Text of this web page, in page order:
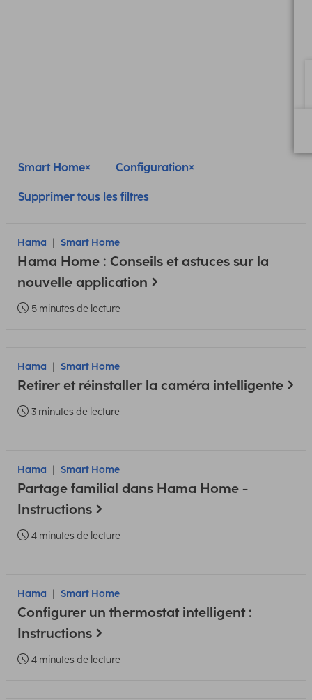
Smart Home Configuration
Supprimer tous les filtres
Hama Smart Home
Hama Home : Conseils et astuces sur la
nouvelle application
5 minutes de lecture
Hama Smart Home
Retirer et réinstaller la caméra intelligente
3 minutes de lecture
Hama Smart Home
Partage familial dans Hama Home -
Instructions
4 minutes de lecture
Hama Smart Home
Configurer un thermostat intelligent :
Instructions
4 minutes de lecture